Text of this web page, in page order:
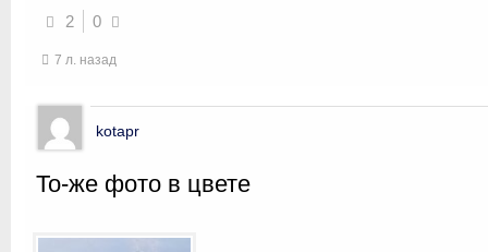
2 0
7 л. назад
kotapr
То-же фото в цвете